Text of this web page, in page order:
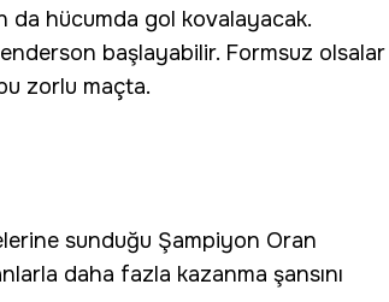
da hücumda gol kovalayacak.
başlayabilir. Formsuz olsalar
zorlu maçta.
sunduğu Şampiyon Oran
daha fazla kazanma şansını